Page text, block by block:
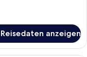
anzeigen